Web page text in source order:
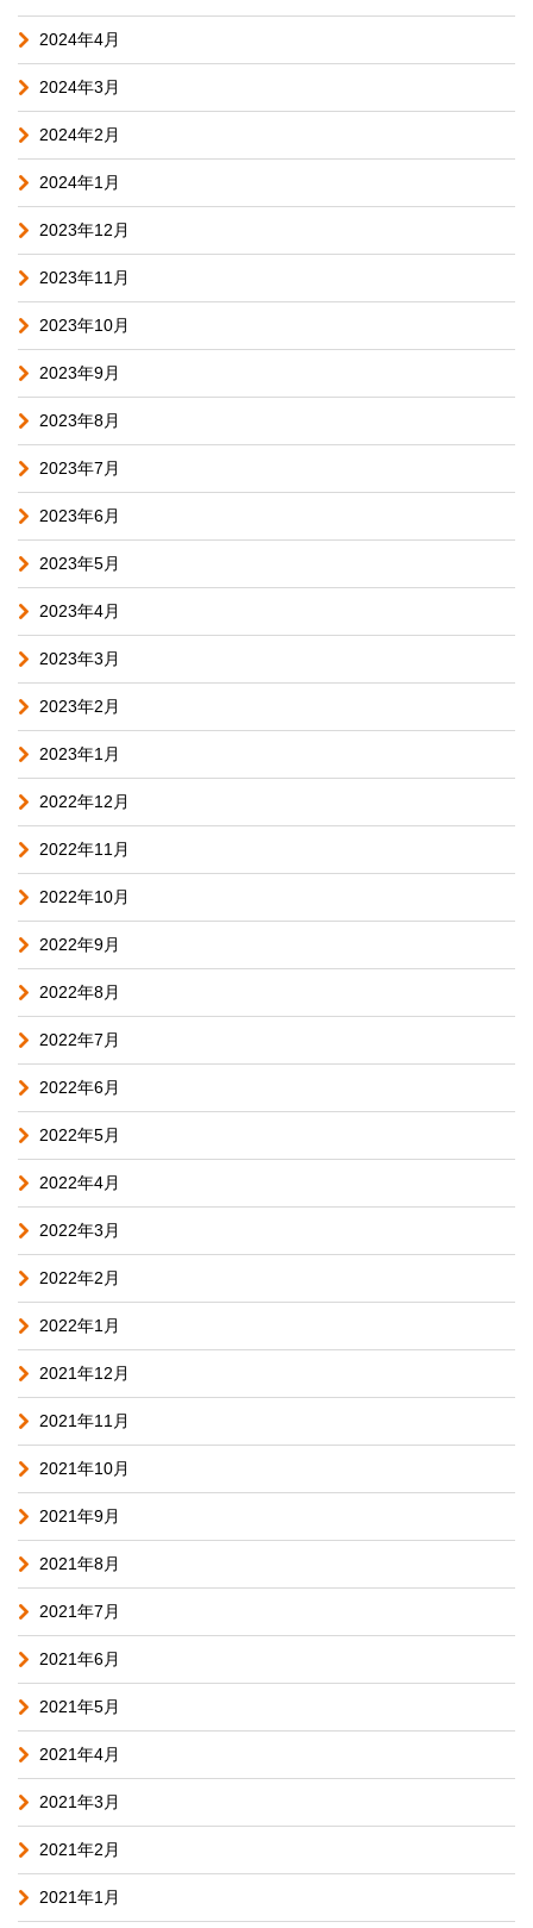
2024年4月
2024年3月
2024年2月
2024年1月
2023年12月
2023年11月
2023年10月
2023年9月
2023年8月
2023年7月
2023年6月
2023年5月
2023年4月
2023年3月
2023年2月
2023年1月
2022年12月
2022年11月
2022年10月
2022年9月
2022年8月
2022年7月
2022年6月
2022年5月
2022年4月
2022年3月
2022年2月
2022年1月
2021年12月
2021年11月
2021年10月
2021年9月
2021年8月
2021年7月
2021年6月
2021年5月
2021年4月
2021年3月
2021年2月
2021年1月